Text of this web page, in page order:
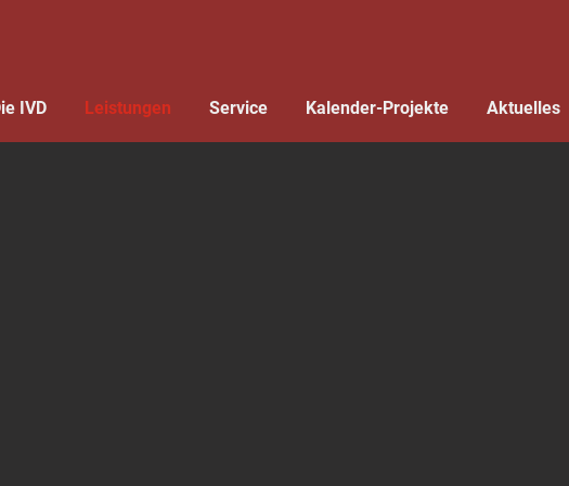
IVD Leistungen Service Kalender-Projekte Aktuelles